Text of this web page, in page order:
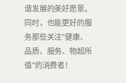
谐发展的美好愿景。
同时，也能更好的服
务那些关注"健康、
品质、服务、物超所
值"的消费者！